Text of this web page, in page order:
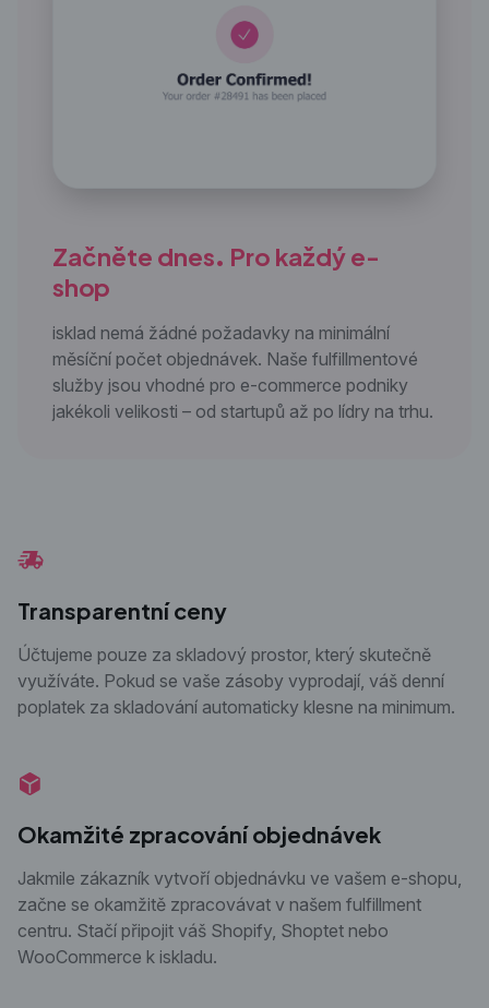
Začněte dnes. Pro každý e-
shop
isklad nemá žádné požadavky na minimální
měsíční počet objednávek. Naše fulfillmentové
služby jsou vhodné pro e-commerce podniky
jakékoli velikosti – od startupů až po lídry na trhu.
Transparentní ceny
Účtujeme pouze za skladový prostor, který skutečně
využíváte. Pokud se vaše zásoby vyprodají, váš denní
poplatek za skladování automaticky klesne na minimum.
Okamžité zpracování objednávek
Jakmile zákazník vytvoří objednávku ve vašem e-shopu,
začne se okamžitě zpracovávat v našem fulfillment
centru. Stačí připojit váš Shopify, Shoptet nebo
WooCommerce k iskladu.